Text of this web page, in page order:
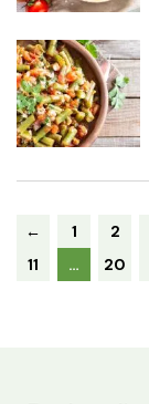
← 1 2
11
… 20